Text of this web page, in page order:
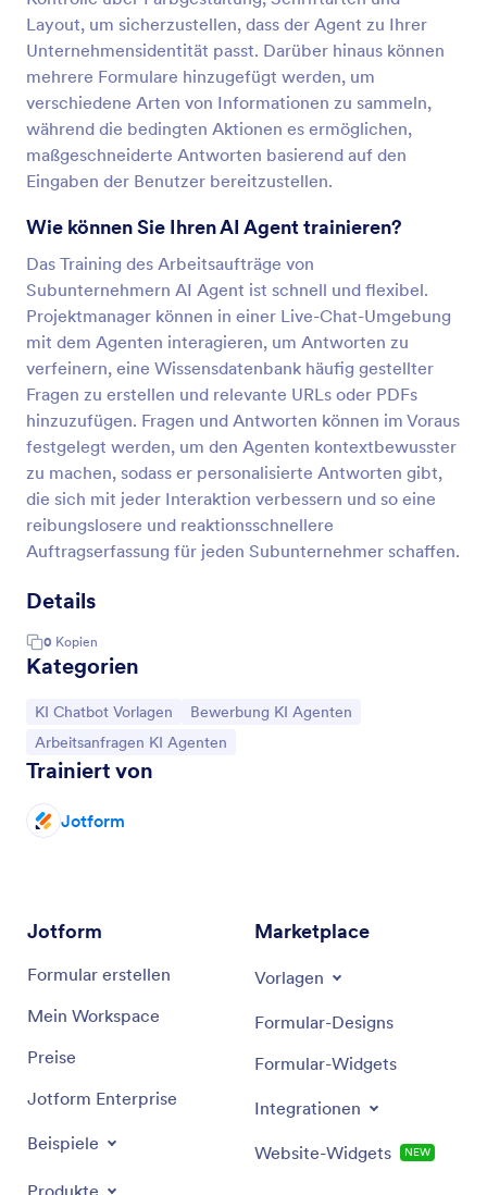
Layout, um sicherzustellen, dass der Agent zu Ihrer
Unternehmensidentität passt. Darüber hinaus können
mehrere Formulare hinzugefügt werden, um
verschiedene Arten von Informationen zu sammeln,
während die bedingten Aktionen es ermöglichen,
maßgeschneiderte Antworten basierend auf den
Eingaben der Benutzer bereitzustellen.
Wie können Sie Ihren AI Agent trainieren?
Das Training des Arbeitsaufträge von
Subunternehmern AI Agent ist schnell und flexibel.
Projektmanager können in einer Live-Chat-Umgebung
mit dem Agenten interagieren, um Antworten zu
verfeinern, eine Wissensdatenbank häufig gestellter
Fragen zu erstellen und relevante URLs oder PDFs
hinzuzufügen. Fragen und Antworten können im Voraus
festgelegt werden, um den Agenten kontextbewusster
zu machen, sodass er personalisierte Antworten gibt,
die sich mit jeder Interaktion verbessern und so eine
reibungslosere und reaktionsschnellere
Auftragserfassung für jeden Subunternehmer schaffen.
Details
0 Kopien
Kategorien
Zur Kategorie:
KI Chatbot Vorlagen Zur Kategorie:
Bewerbung KI Agenten
Zur Kategorie:
Arbeitsanfragen KI Agenten
Trainiert von
Jotform
Jotform
Formular erstellen
Mein Workspace
Preise
Jotform Enterprise
Beispiele
Produkte
Marketplace
Vorlagen
Formular-Designs
Formular-Widgets
Integrationen
Website-Widgets NEW